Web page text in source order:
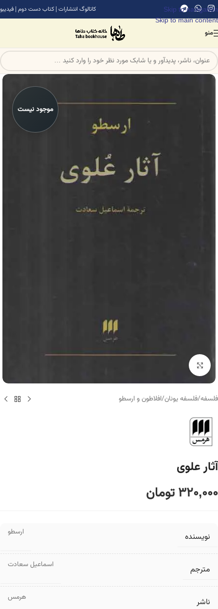
Skip to navigation
Skip to main content
کاتالوگ انتشارات | کتاب دست دوم | فیدیبو
منو
موجود نیست
برای بزرگنمایی کلیک کنید
فلسفه/فلسفه یونان/افلاطون و ارسطو
آثار علوی
320,000تومان
نویسنده ارسطو
مترجم اسماعیل سعادت
ناشر هرمس